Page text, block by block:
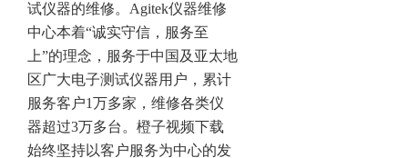
试仪器的维修。Agitek仪器维修
中心本着“诚实守信，服务至
上”的理念，服务于中国及亚太地
区广大电子测试仪器用户，累计
服务客户1万多家，维修各类仪
器超过3万多台。橙子视频下载
始终坚持以客户服务为中心的发